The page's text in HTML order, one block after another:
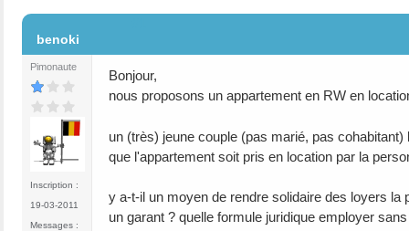
benoki
Pimonaute
Inscription :
19-03-2011
Messages :
Bonjour,
nous proposons un appartement en RW en
un (très) jeune couple (pas marié, pas
que l'appartement soit pris en location par la
y a-t-il un moyen de rendre solidaire des loyers la
un garant ? quelle formule juridique employer